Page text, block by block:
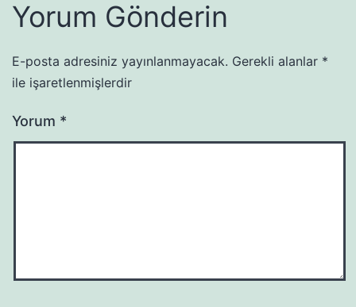
Yorum Gönderin
E-posta adresiniz yayınlanmayacak. Gerekli alanlar *
ile işaretlenmişlerdir
Yorum *